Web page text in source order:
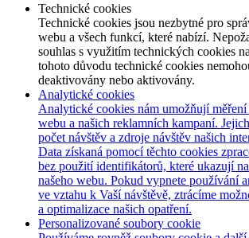
Technické cookies
Technické cookies jsou nezbytné pro
webu a všech funkcí, které nabízí.
souhlas s využitím technických cookies
tohoto důvodu technické cookies
deaktivovány nebo aktivovány.
Analytické cookies
Analytické cookies nám umožňují
webu a našich reklamních kampaní.
počet návštěv a zdroje návštěv našich
Data získaná pomocí těchto cookies
bez použití identifikátorů, které ukazují
našeho webu. Pokud vypnete používání
ve vztahu k Vaší návštěvě, ztrácíme
a optimalizace našich opatření.
Personalizované soubory cookie